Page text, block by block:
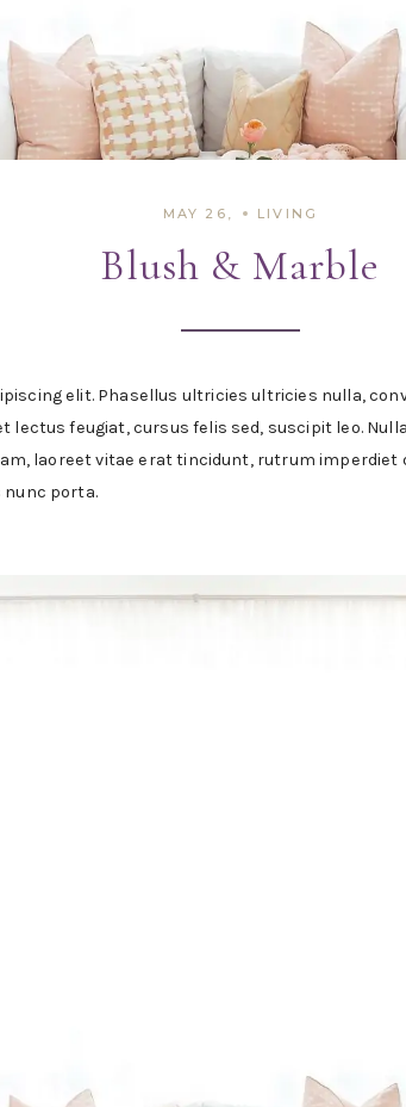
MAY 26, LIVING
Blush & Marble
elit. Phasellus ultricies ultricies nulla,
lectus feugiat, cursus felis sed, suscipit leo.
laoreet vitae erat tincidunt, rutrum imperdiet
nunc porta.